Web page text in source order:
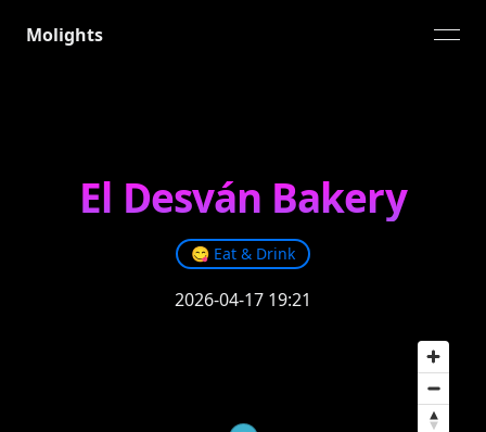
Molights
El Desván Bakery
😋 Eat & Drink
2026-04-17 19:21